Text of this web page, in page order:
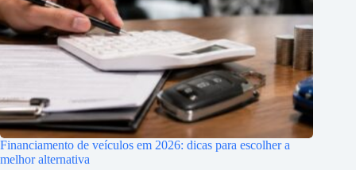
Financiamento de veículos em 2026: dicas para escolher a
melhor alternativa